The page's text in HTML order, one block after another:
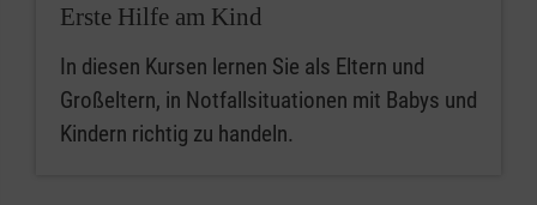
Erste Hilfe am Kind
In diesen Kursen lernen Sie als Eltern und
Großeltern, in Notfallsituationen mit Babys und
Kindern richtig zu handeln.